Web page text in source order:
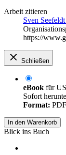
Arbeit zitieren
Sven
https://
Schließen
eBook für
Sofort
Format:
In den Warenkorb
Blick ins Buch